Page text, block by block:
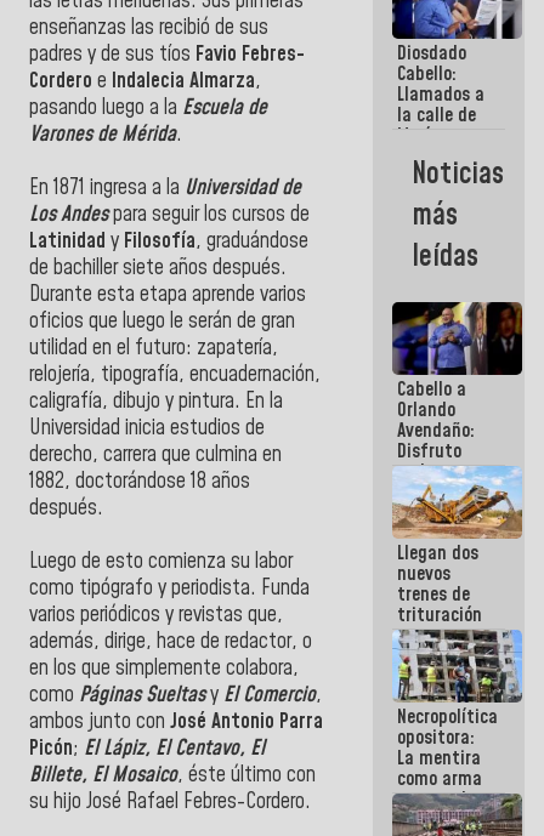
enseñanzas las recibió de sus
padres y de sus tíos Favio Febres-
Cordero e Indalecia Almarza,
pasando luego a la Escuela de
Varones de Mérida.
En 1871 ingresa a la Universidad de
Los Andespara seguir los cursos de
Latinidad y Filosofía, graduándose
de bachiller siete años después.
Durante esta etapa aprende varios
oficios que luego le serán de gran
utilidad en el futuro: zapatería,
relojería, tipografía, encuadernación,
caligrafía, dibujo y pintura. En la
Universidad inicia estudios de
derecho, carrera que culmina en
1882, doctorándose 18 años
después.
Luego de esto comienza su labor
como tipógrafo y periodista. Funda
varios periódicos y revistas que,
además, dirige, hace de redactor, o
en los que simplemente colabora,
como Páginas Sueltasy El Comercio,
ambos junto con José Antonio Parra
Picón; El Lápiz, El Centavo, El
Billete, El Mosaico, éste último con
su hijo José Rafael Febres-Cordero.
puede creer?
¿Y la gente
que ella iba
a salvar en
La Guaira?
Diosdado
Cabello:
Llamados a
la calle de
María
Machado se
estrellaron
de frente
contra el
Pueblo
Noticias
más
leídas
Cabello a
Orlando
Avendaño:
Disfruto
cada vez
que escribes
porque lo
que haces
es
embarrarla
Llegan dos
nuevos
trenes de
trituración
para
optimizar
manejo de
escombros
en La Guaira
Necropolítica
opositora:
La mentira
como arma
contra el
Pueblo